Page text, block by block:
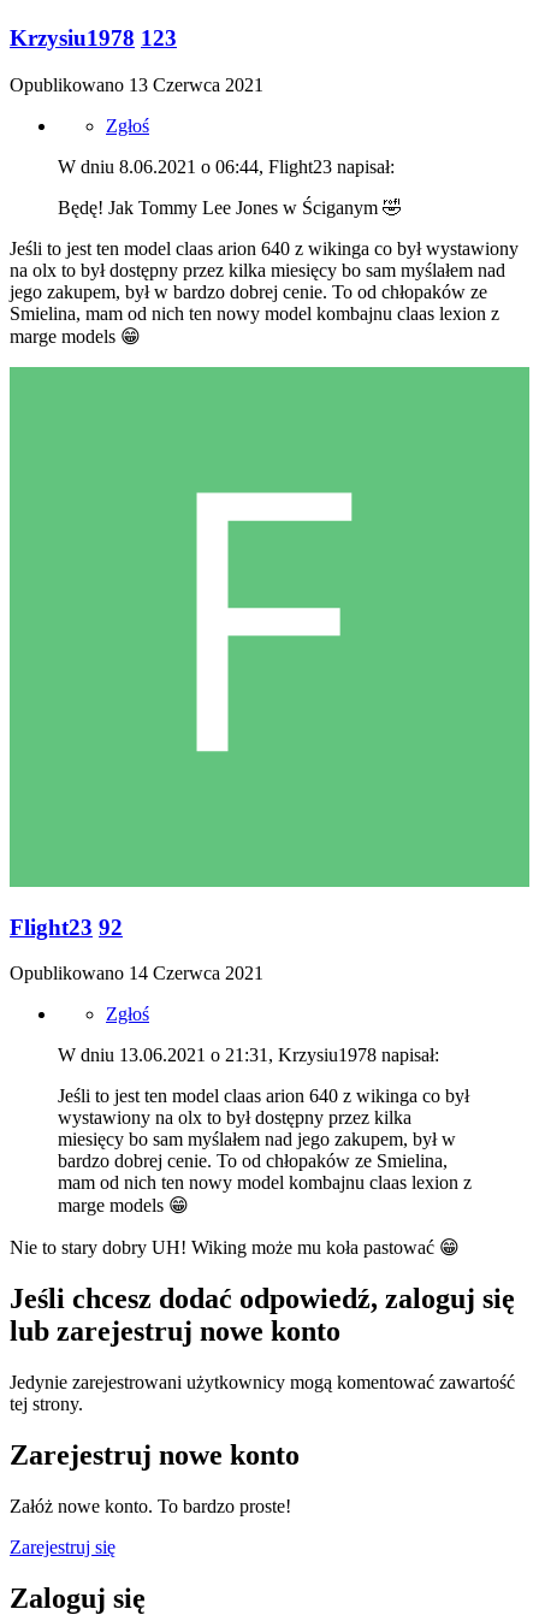
Krzysiu1978 123
Opublikowano 13 Czerwca 2021
Zgłoś
W dniu 8.06.2021 o 06:44, Flight23 napisał:
Będę! Jak Tommy Lee Jones w Ściganym 🤣
Jeśli to jest ten model claas arion 640 z wikinga co był wystawiony
na olx to był dostępny przez kilka miesięcy bo sam myślałem nad
jego zakupem, był w bardzo dobrej cenie. To od chłopaków ze
Smielina, mam od nich ten nowy model kombajnu claas lexion z
marge models 😁
Flight23 92
Opublikowano 14 Czerwca 2021
Zgłoś
W dniu 13.06.2021 o 21:31, Krzysiu1978 napisał:
Jeśli to jest ten model claas arion 640 z wikinga co był
wystawiony na olx to był dostępny przez kilka
miesięcy bo sam myślałem nad jego zakupem, był w
bardzo dobrej cenie. To od chłopaków ze Smielina,
mam od nich ten nowy model kombajnu claas lexion z
marge models 😁
Nie to stary dobry UH! Wiking może mu koła pastować 😁
Jeśli chcesz dodać odpowiedź, zaloguj się
lub zarejestruj nowe konto
Jedynie zarejestrowani użytkownicy mogą komentować zawartość
tej strony.
Zarejestruj nowe konto
Załóż nowe konto. To bardzo proste!
Zarejestruj się
Zaloguj się